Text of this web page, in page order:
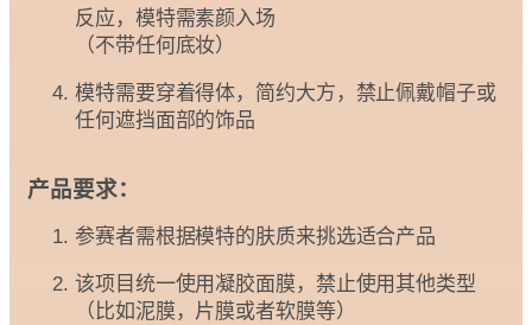
反应，模特需素颜入场
（不带任何底妆）
模特需要穿着得体，简约大方，禁止佩戴帽子或
任何遮挡面部的饰品
产品要求：
参赛者需根据模特的肤质来挑选适合产品
该项目统一使用凝胶面膜，禁止使用其他类型
（比如泥膜，片膜或者软膜等）